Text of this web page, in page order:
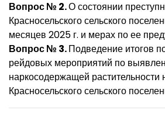
Вопрос № 2.О состоянии
Красносельского сельского
месяцев 2025 г. и мерах по ее
Вопрос № 3.Подведение итогов
рейдовых мероприятий по
наркосодержащей растительности
Красносельского сельского